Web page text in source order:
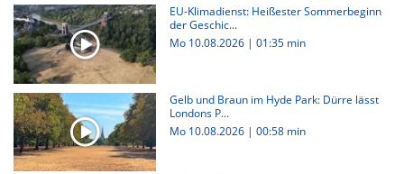
EU-Klimadienst: Heißester Sommerbeginn
der Geschic...
Mo 10.08.2026 | 01:35 min
Gelb und Braun im Hyde Park: Dürre lässt
Londons P...
Mo 10.08.2026 | 00:58 min